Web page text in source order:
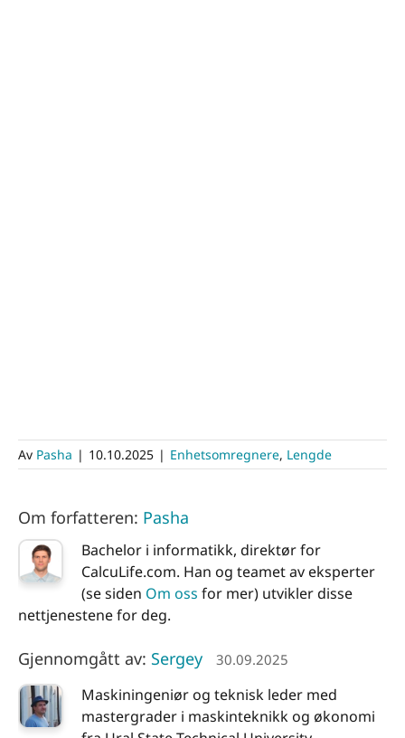
Av Pasha | 10.10.2025 | Enhetsomregnere, Lengde
Om forfatteren: Pasha
Bachelor i informatikk, direktør for
CalcuLife.com. Han og teamet av eksperter
(se siden Om oss for mer) utvikler disse
nettjenestene for deg.
Gjennomgått av: Sergey 30.09.2025
Maskiningeniør og teknisk leder med
mastergrader i maskinteknikk og økonomi